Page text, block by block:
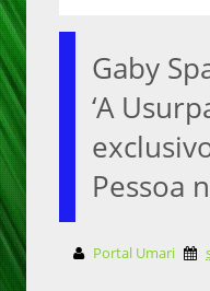
Gaby
‘A
Pessoa
Portal Umari